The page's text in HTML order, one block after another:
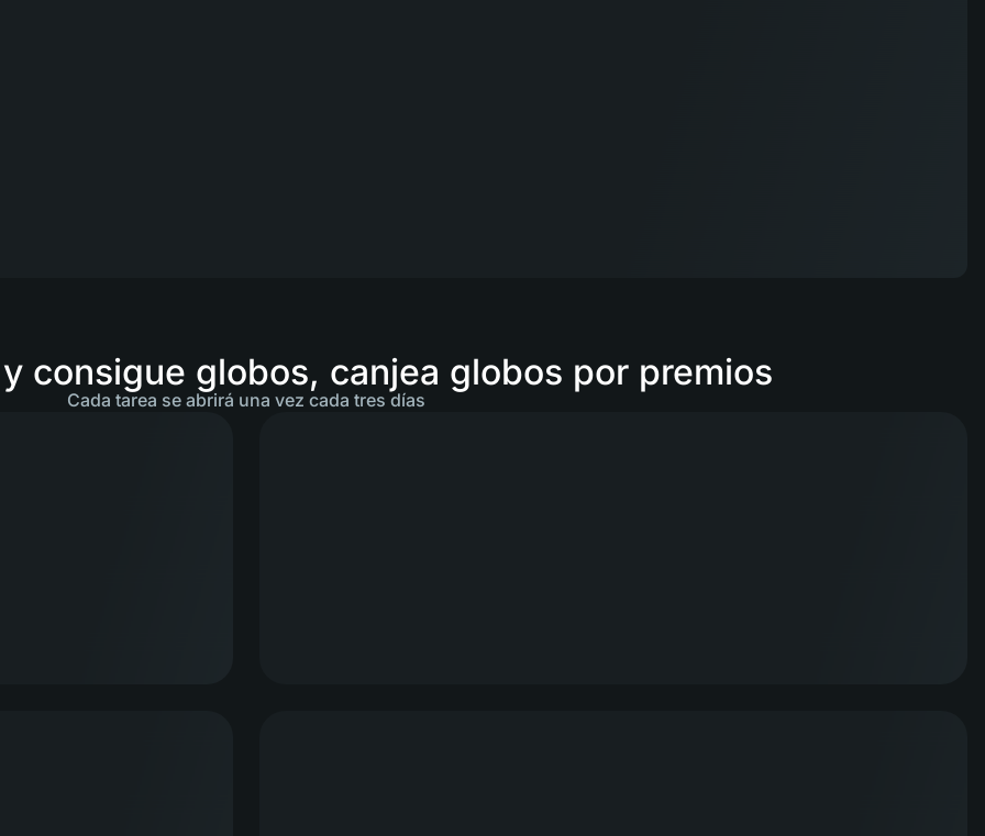
consigue globos, canjea globos por premios
Cada tarea se abrirá una vez cada tres días